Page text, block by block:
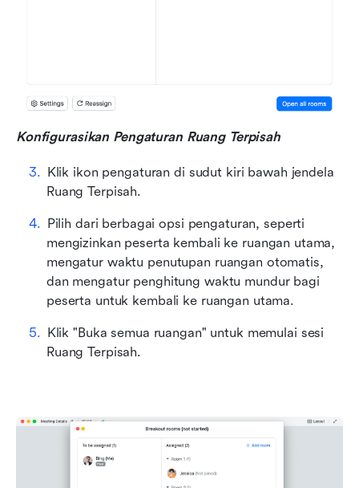
Konfigurasikan Pengaturan Ruang Terpisah
Klik ikon pengaturan di sudut kiri bawah jendela
Ruang Terpisah.
Pilih dari berbagai opsi pengaturan, seperti
mengizinkan peserta kembali ke ruangan utama,
mengatur waktu penutupan ruangan otomatis,
dan mengatur penghitung waktu mundur bagi
peserta untuk kembali ke ruangan utama.
Klik "Buka semua ruangan" untuk memulai sesi
Ruang Terpisah.